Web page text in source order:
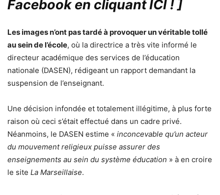
Facebook en cliquant ICI ! ]
Les images n’ont pas tardé à provoquer un véritable tollé
au sein de l’école, où la directrice a très vite informé le
directeur académique des services de l’éducation
nationale (DASEN), rédigeant un rapport demandant la
suspension de l’enseignant.
Une décision infondée et totalement illégitime, à plus forte
raison où ceci s’était effectué dans un cadre privé.
Néanmoins, le DASEN estime « inconcevable qu’un acteur
du mouvement religieux puisse assurer des
enseignements au sein du système éducation » à en croire
le site La Marseillaise.